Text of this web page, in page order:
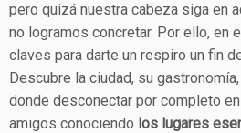
pero quizá nuestra cabeza siga en
no logramos concretar. Por ello, en
claves para darte un respiro un fin
Descubre la ciudad, su
donde desconectar por completo
amigos conociendo los lugares